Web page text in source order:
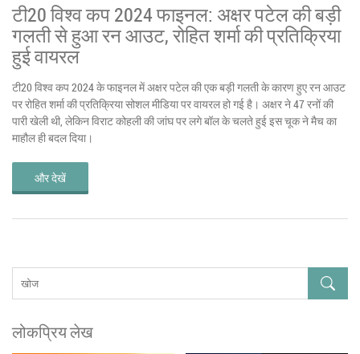
टी20 विश्व कप 2024 फाइनल: अक्षर पटेल की बड़ी
गलती से हुआ रन आउट, रोहित शर्मा की प्रतिक्रिया
हुई वायरल
टी20 विश्व कप 2024 के फाइनल में अक्षर पटेल की एक बड़ी गलती के कारण हुए रन आउट
पर रोहित शर्मा की प्रतिक्रिया सोशल मीडिया पर वायरल हो गई है। अक्षर ने 47 रनों की
पारी खेली थी, लेकिन विराट कोहली की जांघ पर लगे बॉल के चलते हुई इस चूक ने मैच का
माहौल ही बदल दिया।
और देखें
लोकप्रिय लेख